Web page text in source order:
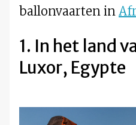
ballonvaarten in
1. In het land
Luxor, Egypte